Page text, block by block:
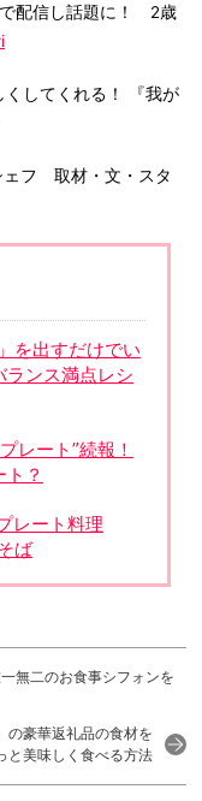
で配信し話題に！ 2歳
してくれる！ 『我が
フ 取材・文・スタ
を出すだけでい
ンス満点レシ
レート”続報！
？
レート料理
ば
無二のお食事シフォンを
の豪華返礼品の食材を
と美味しく食べる方法